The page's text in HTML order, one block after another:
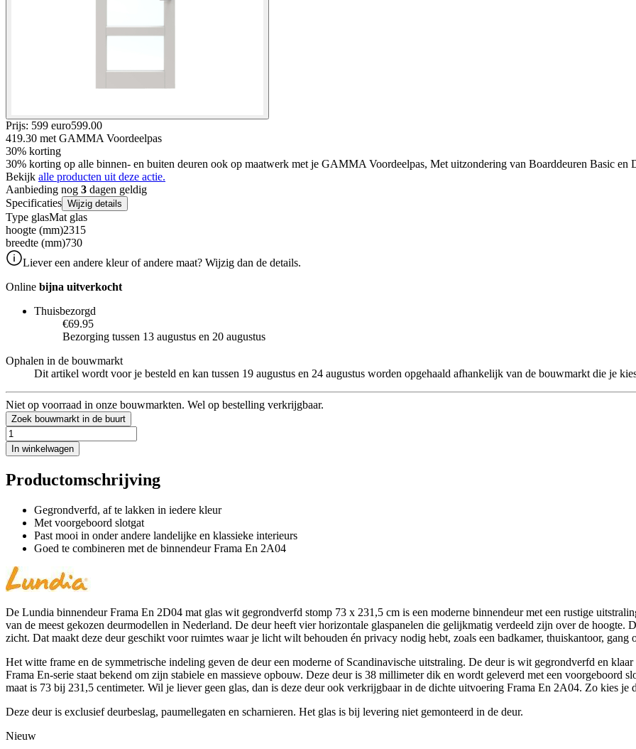
Prijs: 599 euro599.00
419.30 met GAMMA Voordeelpas
30% korting
30% korting op alle binnen- en buiten deuren ook op maatwerk met je GAMMA Voordeelpas, Met uitzondering van Boarddeuren Basic en
Bekijk alle producten uit deze actie.
Aanbieding nog 3 dagen geldig
Specificaties Wijzig details
Type glasMat glas
hoogte (mm)2315
breedte (mm)730
Liever een andere kleur of andere maat? Wijzig dan de details.
Online bijna uitverkocht
Thuisbezorgd
€69.95
Bezorging tussen 13 augustus en 20 augustus
Ophalen in de bouwmarkt
Dit artikel wordt voor je besteld en kan tussen 19 augustus en 24 augustus worden opgehaald afhankelijk van de bouwmarkt die je
Niet op voorraad in onze bouwmarkten. Wel op bestelling verkrijgbaar.
Zoek bouwmarkt in de buurt
In winkelwagen
Productomschrijving
Gegrondverfd, af te lakken in iedere kleur
Met voorgeboord slotgat
Past mooi in onder andere landelijke en klassieke interieurs
Goed te combineren met de binnendeur Frama En 2A04
De Lundia binnendeur Frama En 2D04 mat glas wit gegrondverfd stomp 73 x 231,5 cm is een moderne binnendeur met een rustige
van de meest gekozen deurmodellen in Nederland. De deur heeft vier horizontale glaspanelen die gelijkmatig verdeeld zijn over de
zicht. Dat maakt deze deur geschikt voor ruimtes waar je licht wilt behouden én privacy nodig hebt, zoals een badkamer, thuiskantoor, gang
Het witte frame en de symmetrische indeling geven de deur een moderne of Scandinavische uitstraling. De deur is wit gegrondverfd en
Frama En-serie staat bekend om zijn stabiele en massieve opbouw. Deze deur is 38 millimeter dik en wordt geleverd met een voorgeboord
maat is 73 bij 231,5 centimeter. Wil je liever geen glas, dan is deze deur ook verkrijgbaar in de dichte uitvoering Frama En 2A04. Zo kies je
Deze deur is exclusief deurbeslag, paumellegaten en scharnieren. Het glas is bij levering niet gemonteerd in de deur.
Nieuw